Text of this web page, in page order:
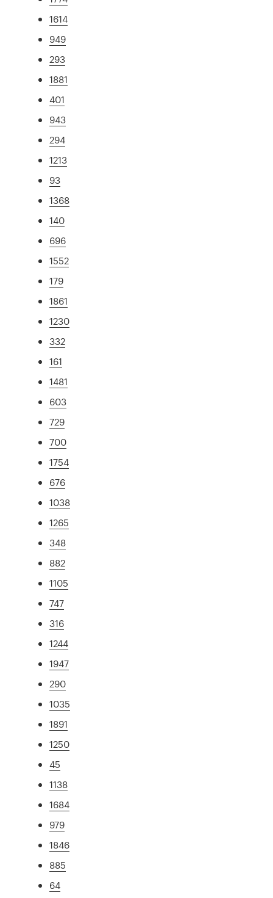
1614
949
293
1881
401
943
294
1213
93
1368
140
696
1552
179
1861
1230
332
161
1481
603
729
700
1754
676
1038
1265
348
882
1105
747
316
1244
1947
290
1035
1891
1250
45
1138
1684
979
1846
885
64